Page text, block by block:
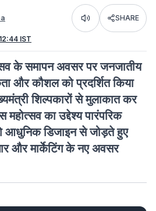
Listen SHARE
IST
के समापन अवसर पर जनजातीय
और कौशल को प्रदर्शित किया
शिल्पकारों से मुलाकात कर
का उद्देश्य पारंपरिक
आधुनिक डिजाइन से जोड़ते हुए
और मार्केटिंग के नए अवसर